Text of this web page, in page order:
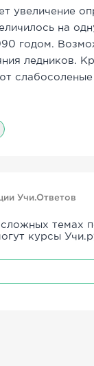
увеличение
на
годом.
ледников.
Учи.Ответов
сложных темах
курсы